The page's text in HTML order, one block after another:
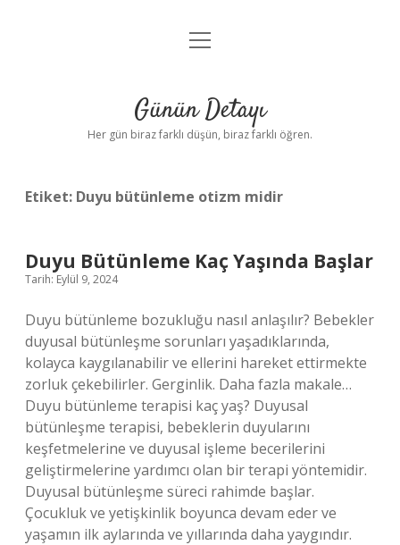
Anasayfa
Yasal Uyarı
menüyü
Günün Detayı
Her gün biraz farklı düşün, biraz farklı öğren.
Etiket: Duyu bütünleme otizm midir
Duyu Bütünleme Kaç Yaşında Başlar
Tarih: Eylül 9, 2024
Duyu bütünleme bozukluğu nasıl anlaşılır? Bebekler
duyusal bütünleşme sorunları yaşadıklarında,
kolayca kaygılanabilir ve ellerini hareket ettirmekte
zorluk çekebilirler. Gerginlik. Daha fazla makale…
Duyu bütünleme terapisi kaç yaş? Duyusal
bütünleşme terapisi, bebeklerin duyularını
keşfetmelerine ve duyusal işleme becerilerini
geliştirmelerine yardımcı olan bir terapi yöntemidir.
Duyusal bütünleşme süreci rahimde başlar.
Çocukluk ve yetişkinlik boyunca devam eder ve
yaşamın ilk aylarında ve yıllarında daha yaygındır.